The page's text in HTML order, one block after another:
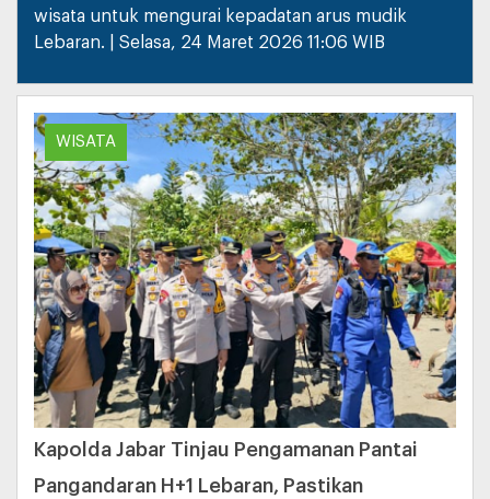
wisata untuk mengurai kepadatan arus mudik
Lebaran. | Selasa, 24 Maret 2026 11:06 WIB
WISATA
Kapolda Jabar Tinjau Pengamanan Pantai
Pangandaran H+1 Lebaran, Pastikan